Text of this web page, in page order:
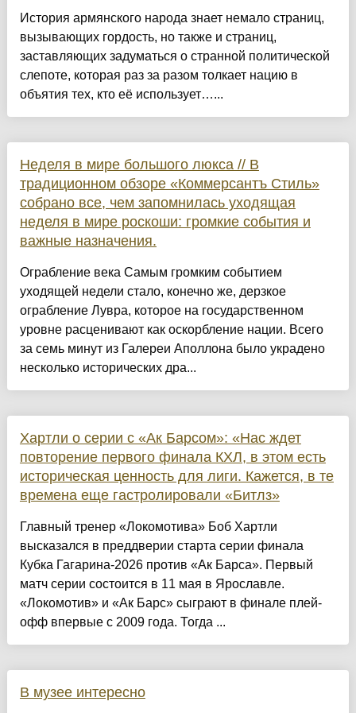
История армянского народа знает немало страниц,
вызывающих гордость, но также и страниц,
заставляющих задуматься о странной политической
слепоте, которая раз за разом толкает нацию в
объятия тех, кто её использует…...
Неделя в мире большого люкса // В
традиционном обзоре «Коммерсантъ Стиль»
собрано все, чем запомнилась уходящая
неделя в мире роскоши: громкие события и
важные назначения.
Ограбление века Самым громким событием
уходящей недели стало, конечно же, дерзкое
ограбление Лувра, которое на государственном
уровне расценивают как оскорбление нации. Всего
за семь минут из Галереи Аполлона было украдено
несколько исторических дра...
Хартли о серии с «Ак Барсом»: «Нас ждет
повторение первого финала КХЛ, в этом есть
историческая ценность для лиги. Кажется, в те
времена еще гастролировали «Битлз»
Главный тренер «Локомотива» Боб Хартли
высказался в преддверии старта серии финала
Кубка Гагарина-2026 против «Ак Барса». Первый
матч серии состоится в 11 мая в Ярославле.
«Локомотив» и «Ак Барс» сыграют в финале плей-
офф впервые с 2009 года. Тогда ...
В музее интересно